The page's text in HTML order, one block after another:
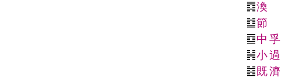
渙
節
中 孚
小過
既濟